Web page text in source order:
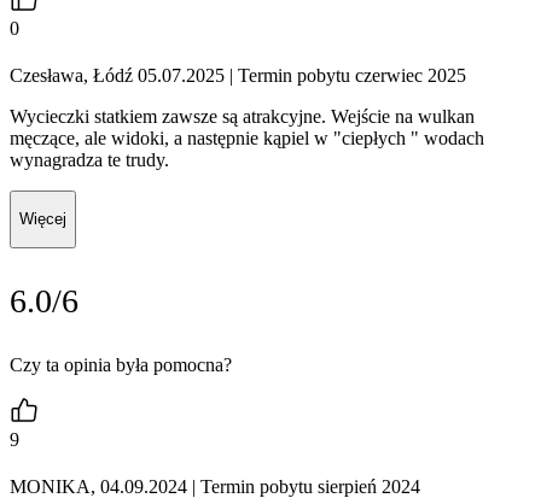
0
Czesława, Łódź 05.07.2025 | Termin pobytu czerwiec 2025
Wycieczki statkiem zawsze są atrakcyjne. Wejście na wulkan
męczące, ale widoki, a następnie kąpiel w "ciepłych " wodach
wynagradza te trudy.
Więcej
6.0/6
Czy ta opinia była pomocna?
9
MONIKA, 04.09.2024 | Termin pobytu sierpień 2024